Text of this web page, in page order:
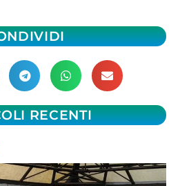
RECENTI